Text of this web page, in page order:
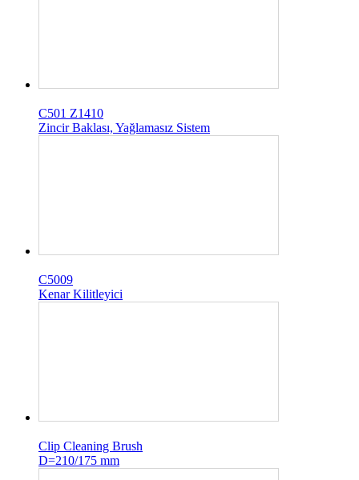
C501 Z1410
Zincir Baklası, Yağlamasız Sistem
C5009
Kenar Kilitleyici
Clip Cleaning Brush
D=210/175 mm